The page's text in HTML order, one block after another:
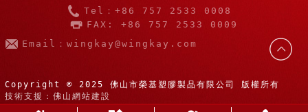
Tel：+86 757 2533 0008
FAX: +86 757 2533 0009
Email：wingkay@wingkay.com
Copyright © 2025 佛山市榮基塑膠製品有限公司 版權所有
技術支援：佛山網站建設